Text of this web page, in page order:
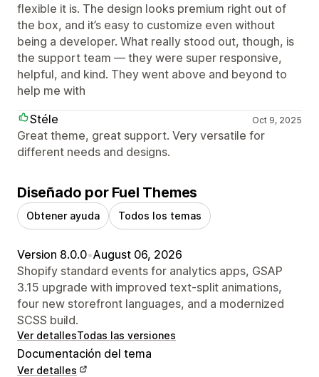
flexible it is. The design looks premium right out of
the box, and it’s easy to customize even without
being a developer. What really stood out, though, is
the support team — they were super responsive,
helpful, and kind. They went above and beyond to
help me with
Stéle
Oct 9, 2025
Great theme, great support. Very versatile for
different needs and designs.
Diseñado por Fuel Themes
Obtener ayuda Todos los temas
Version 8.0.0•August 06, 2026
Shopify standard events for analytics apps, GSAP
3.15 upgrade with improved text-split animations,
four new storefront languages, and a modernized
SCSS build.
Ver detallesTodas las versiones
Documentación del tema
Ver detalles